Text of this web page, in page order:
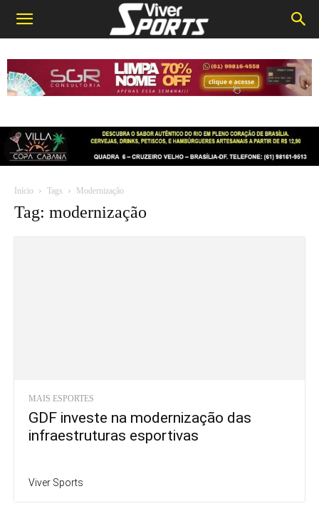
Início Tags Modernização
Tag: modernização
MAIS ESPORTES
GDF investe na modernização das
infraestruturas esportivas
Viver Sports